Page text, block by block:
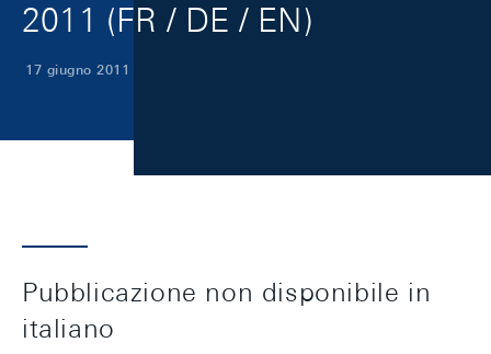
2011 (FR / DE / EN)
17 giugno 2011
Pubblicazione non disponibile in
italiano